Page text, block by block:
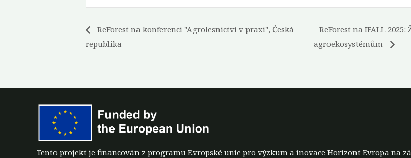
ReForest na konferenci "Agrolesnictví v praxi", Česká
republika
ReForest na IFALL
agroekosystémům
Tento projekt je financován z programu Evropské unie pro výzkum a inovace Horizont Evropa na